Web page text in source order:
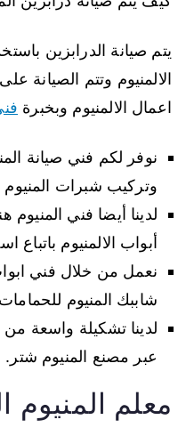
يتم صيانة الدرابزين
الالمنيوم وتتم الصيانة
اعمال الالمنيوم وبخبرة
نوفر لكم فني صيانة
وتركيب شبرات المنيوم
لدينا أيضا فني
أبواب الالمنيوم
نعمل من خلال فني
شاببك المنيوم
لدينا تشكيلة واسعة من
عبر مصنع المنيوم شتر.
معلم المنيوم